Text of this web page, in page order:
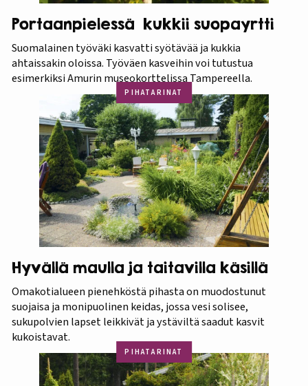
Portaanpielessä kukkii suopayrtti
Suomalainen työväki kasvatti syötävää ja kukkia
ahtaissakin oloissa. Työväen kasveihin voi tutustua
esimerkiksi Amurin museokorttelissa Tampereella.
PIHATARINAT
Hyvällä maulla ja taitavilla käsillä
Omakotialueen pienehköstä pihasta on muodostunut
suojaisa ja monipuolinen keidas, jossa vesi solisee,
sukupolvien lapset leikkivät ja ystäviltä saadut kasvit
kukoistavat.
PIHATARINAT